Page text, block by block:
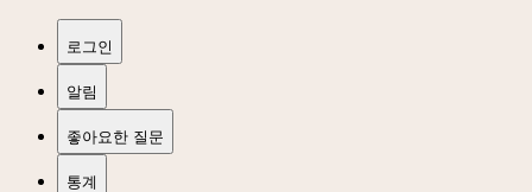
로그인
알림
좋아요한 질문
통계